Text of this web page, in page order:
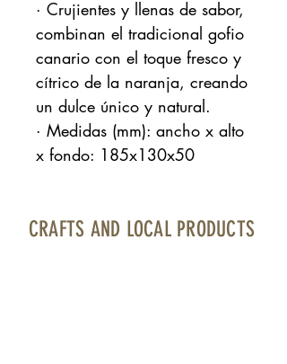
· Crujientes y llenas de sabor,
combinan el tradicional gofio
canario con el toque fresco y
cítrico de la naranja, creando
un dulce único y natural.
· Medidas (mm): ancho x alto
x fondo: 185x130x50
CRAFTS AND LOCAL PRODUCTS